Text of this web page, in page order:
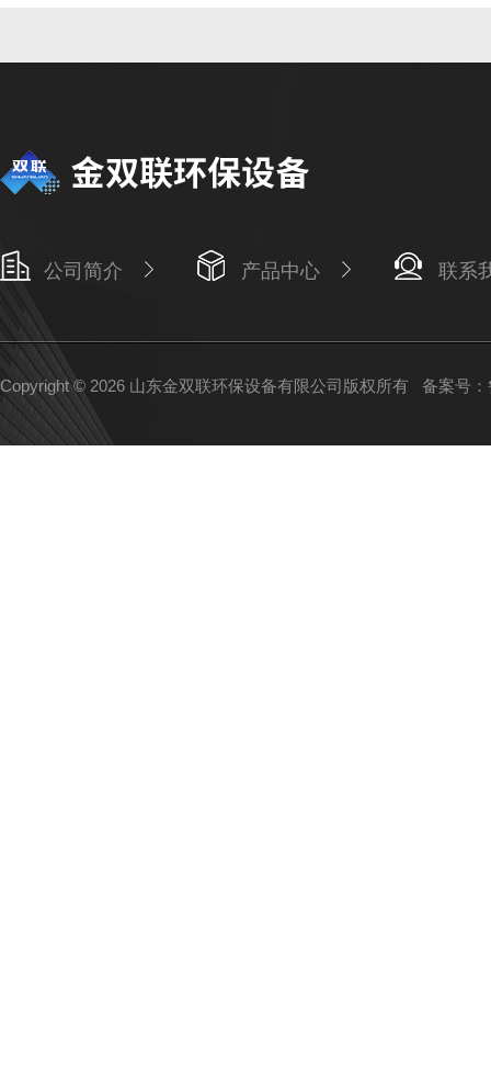
公司简介 产品中心 联系
Copyright © 2026 山东金双联环保设备有限公司版权所有 备案号